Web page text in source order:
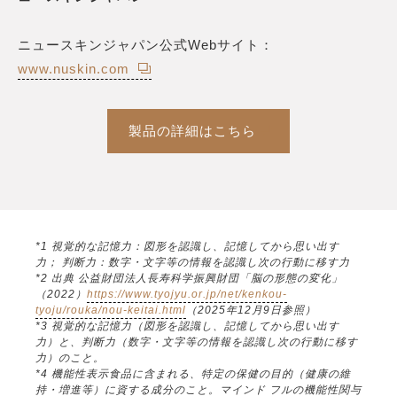
ニュースキンジャパン公式Webサイト：
www.nuskin.com
製品の詳細はこちら
*1 視覚的な記憶力：図形を認識し、記憶してから思い出す
力； 判断力：数字・文字等の情報を認識し次の行動に移す力
*2 出典 公益財団法人長寿科学振興財団「脳の形態の変化」
（2022） https://www.tyojyu.or.jp/net/kenkou-
tyoju/rouka/nou-keitai.html （2025年12月9日参照）
*3 視覚的な記憶力（図形を認識し、記憶してから思い出す
力）と、判断力（数字・文字等の情報を認識し次の行動に移す
力）のこと。
*4 機能性表示食品に含まれる、特定の保健の目的（健康の維
持・増進等）に資する成分のこと。マインド フルの機能性関与